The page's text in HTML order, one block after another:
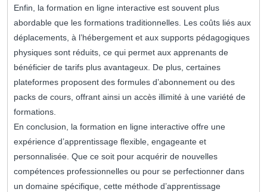
Enfin, la formation en ligne interactive est souvent plus
abordable que les formations traditionnelles. Les coûts liés aux
déplacements, à l’hébergement et aux supports pédagogiques
physiques sont réduits, ce qui permet aux apprenants de
bénéficier de tarifs plus avantageux. De plus, certaines
plateformes proposent des formules d’abonnement ou des
packs de cours, offrant ainsi un accès illimité à une variété de
formations.
En conclusion, la formation en ligne interactive offre une
expérience d’apprentissage flexible, engageante et
personnalisée. Que ce soit pour acquérir de nouvelles
compétences professionnelles ou pour se perfectionner dans
un domaine spécifique, cette méthode d’apprentissage